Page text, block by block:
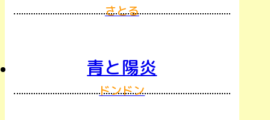
さとる
青と陽炎
ドンドン